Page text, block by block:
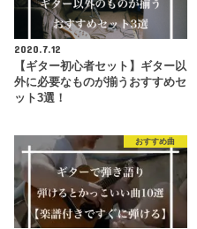
2020.7.12
【ギター初心者セット】ギター以
外に必要なものが揃うおすすめセ
ット3選！
おすすめ曲